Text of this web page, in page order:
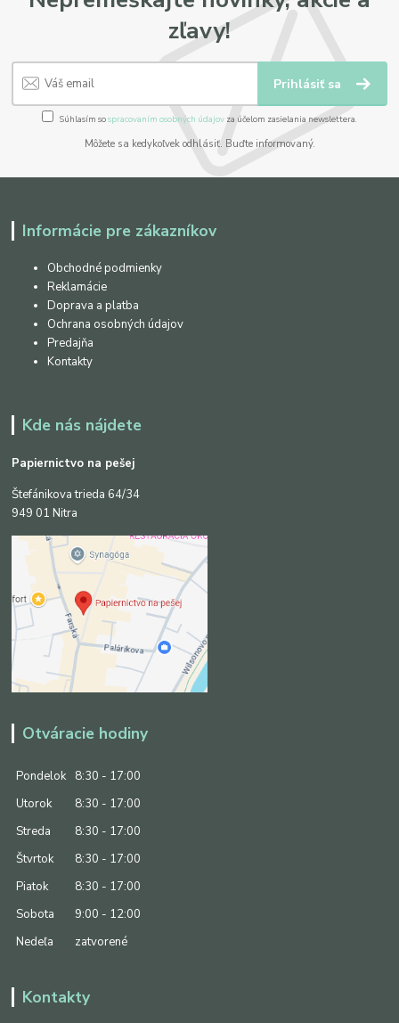
zľavy!
Prihlásiť sa
Súhlasím sospracovaním osobných údajov za účelom zasielania newslettera.
Môžete sa kedykoľvek odhlásiť. Buďte informovaný.
Informácie pre zákazníkov
Obchodné podmienky
Reklamácie
Doprava a platba
Ochrana osobných údajov
Predajňa
Kontakty
Kde nás nájdete
Papiernictvo na pešej
Štefánikova trieda 64/34
949 01 Nitra
Otváracie hodiny
Pondelok
8:30 - 17:00
Utorok
8:30 - 17:00
Streda
8:30 - 17:00
Štvrtok
8:30 - 17:00
Piatok
8:30 - 17:00
Sobota
9:00 - 12:00
Nedeľa
zatvorené
Kontakty